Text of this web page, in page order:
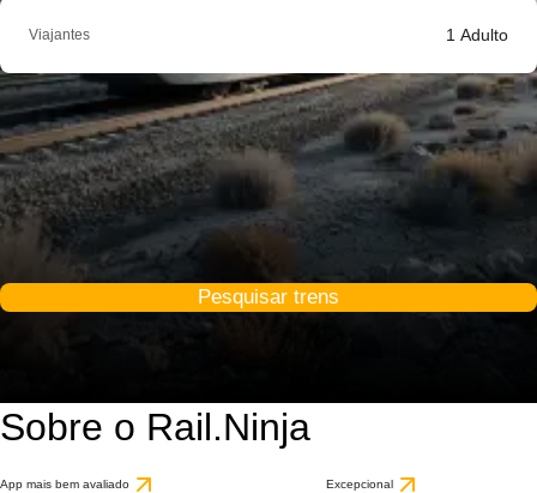
Viajantes 1 Adulto
Pesquisar trens
Sobre o Rail.Ninja
App mais bem avaliado Excepcional